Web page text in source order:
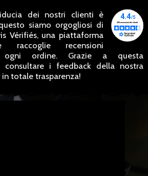
dei nostri clienti è
siamo orgogliosi di
Vérifiés, una piattaforma
raccoglie recensioni
ogni ordine. Grazie a questa
consultare i feedback della nostra
totale trasparenza!